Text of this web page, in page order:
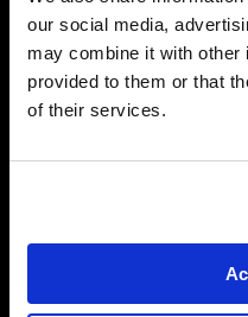
our social media,
may combine it with other
provided to them or that
of their services.